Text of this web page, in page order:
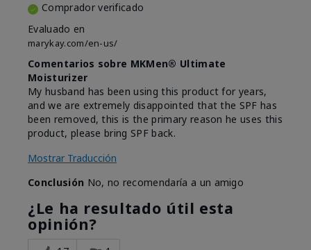
Comprador verificado
Evaluado en
marykay.com/en-us/
Comentarios sobre MKMen® Ultimate
Moisturizer
My husband has been using this product for years,
and we are extremely disappointed that the SPF has
been removed, this is the primary reason he uses this
product, please bring SPF back.
Mostrar Traducción
Conclusión No, no recomendaría a un amigo
¿Le ha resultado útil esta
opinión?